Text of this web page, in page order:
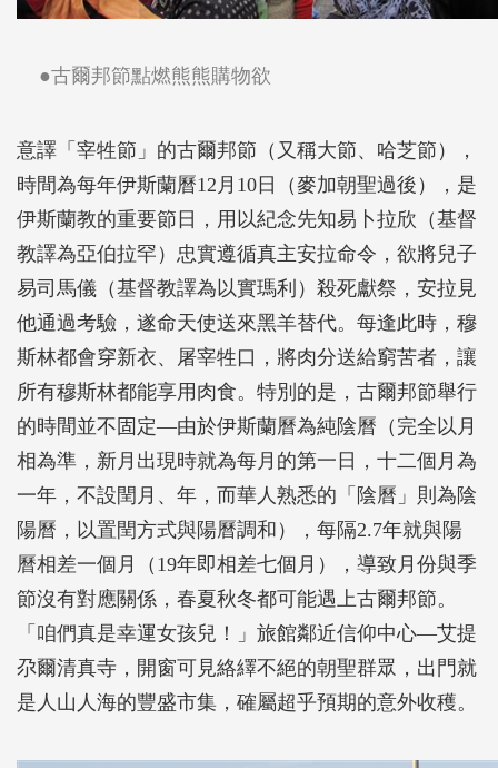
●古爾邦節點燃熊熊購物欲
意譯「宰牲節」的古爾邦節（又稱大節、哈芝節），
時間為每年伊斯蘭曆12月10日（麥加朝聖過後），是
伊斯蘭教的重要節日，用以紀念先知易卜拉欣（基督
教譯為亞伯拉罕）忠實遵循真主安拉命令，欲將兒子
易司馬儀（基督教譯為以實瑪利）殺死獻祭，安拉見
他通過考驗，遂命天使送來黑羊替代。每逢此時，穆
斯林都會穿新衣、屠宰牲口，將肉分送給窮苦者，讓
所有穆斯林都能享用肉食。特別的是，古爾邦節舉行
的時間並不固定—由於伊斯蘭曆為純陰曆（完全以月
相為準，新月出現時就為每月的第一日，十二個月為
一年，不設閏月、年，而華人熟悉的「陰曆」則為陰
陽曆，以置閏方式與陽曆調和），每隔2.7年就與陽
曆相差一個月（19年即相差七個月），導致月份與季
節沒有對應關係，春夏秋冬都可能遇上古爾邦節。
「咱們真是幸運女孩兒！」旅館鄰近信仰中心―艾提
尕爾清真寺，開窗可見絡繹不絕的朝聖群眾，出門就
是人山人海的豐盛市集，確屬超乎預期的意外收穫。